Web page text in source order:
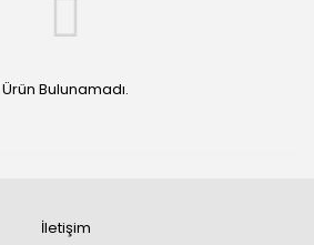
Ürün Bulunamadı.
İletişim